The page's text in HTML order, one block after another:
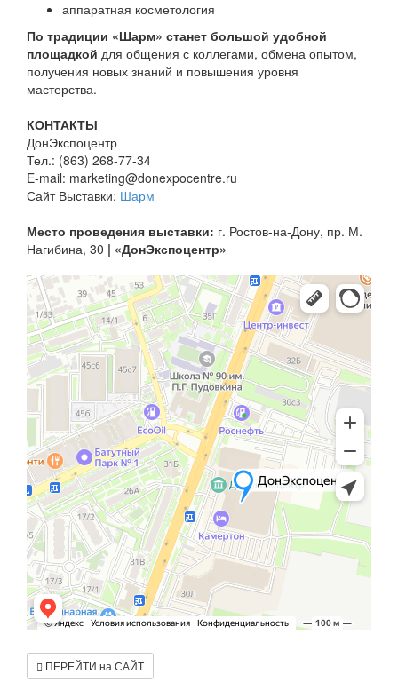
аппаратная косметология
По традиции «Шарм» станет большой удобной
площадкой для общения с коллегами, обмена опытом,
получения новых знаний и повышения уровня
мастерства.
КОНТАКТЫ
ДонЭкспоцентр
Тел.: (863) 268-77-34
E-mail: marketing@donexpocentre.ru
Сайт Выставки: Шарм
Место проведения выставки: г. Ростов-на-Дону, пр. М.
Нагибина, 30 | «ДонЭкспоцентр»
ПЕРЕЙТИ на САЙТ